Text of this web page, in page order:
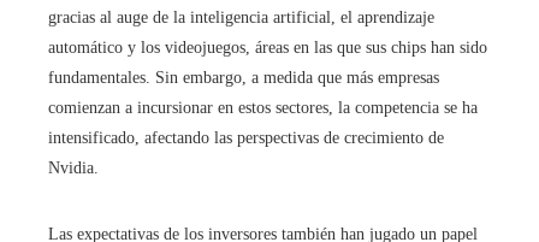
gracias al auge de la inteligencia artificial, el aprendizaje
automático y los videojuegos, áreas en las que sus chips han sido
fundamentales. Sin embargo, a medida que más empresas
comienzan a incursionar en estos sectores, la competencia se ha
intensificado, afectando las perspectivas de crecimiento de
Nvidia.
Las expectativas de los inversores también han jugado un papel